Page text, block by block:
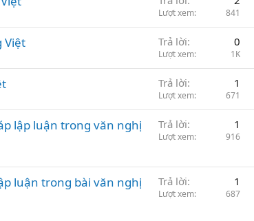
Lượt xem 841
Việt Trả lời 0
Lượt xem 1K
Trả lời 1
Lượt xem 671
lập luận trong văn nghị
Trả lời 1
Lượt xem 916
luận trong bài văn nghị
Trả lời 1
Lượt xem 687